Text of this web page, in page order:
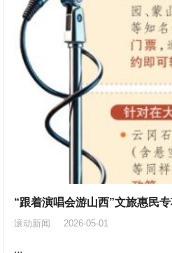
“跟着演唱会游山西”文旅惠民
滚动新闻 2026-05-01
...